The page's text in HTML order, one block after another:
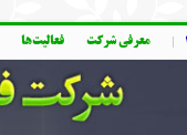
معرفی شرکت فعالیت‌ها